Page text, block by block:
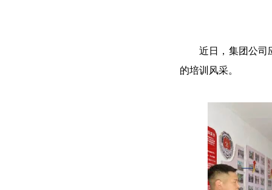
近日，集团公司应
的培训风采。